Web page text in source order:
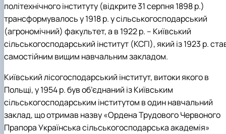
політехнічного інституту (відкрите 31 серпня 1898 р.)
трансформувалось у 1918 р. у сільськогосподарський
(агрономічний) факультет, а в 1922 р. – Київський
сільськогосподарський інститут (КСГІ), який із 1923 р.
самостійним вищим навчальним закладом.
Київський лісогосподарський інститут, витоки якого в
Польщі, у 1954 р. був об’єднаний із Київським
сільськогосподарським інститутом в один навчальний
заклад, що отримав назву «Ордена Трудового Червоного
Прапора Українська сільськогосподарська академія»